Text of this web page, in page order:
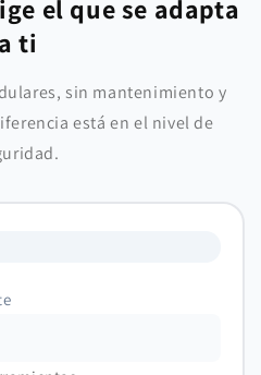
el que se adapta
a ti
sin mantenimiento y
está en el nivel de